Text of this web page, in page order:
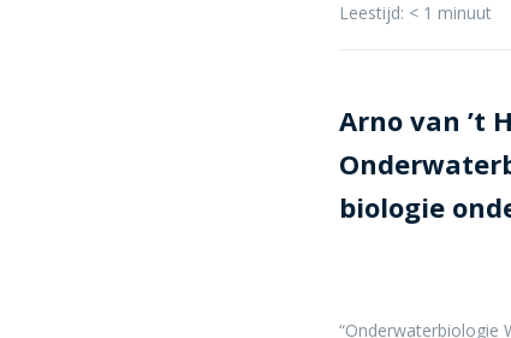
Leestijd: < 1 minuut
Arno van ’t
biologie
“Onderwaterbiologie